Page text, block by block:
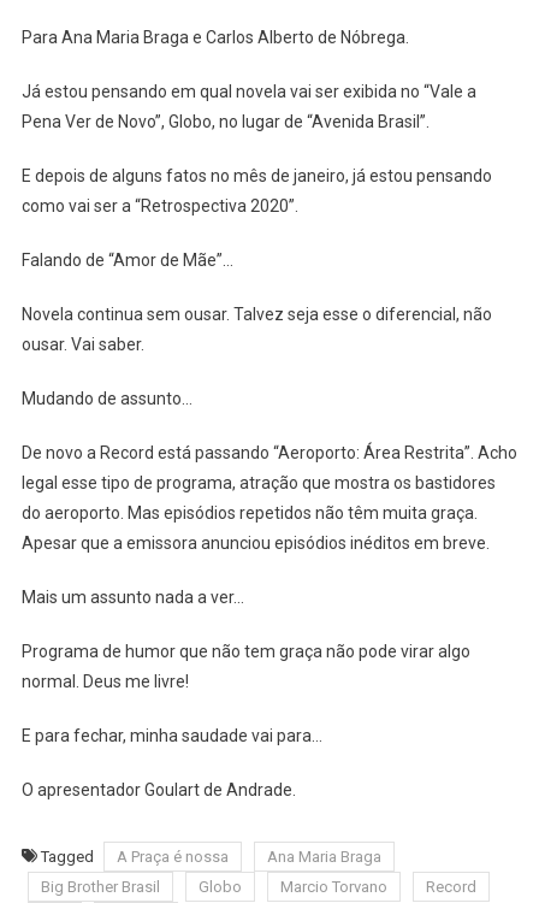
Para Ana Maria Braga e Carlos Alberto de Nóbrega.
Já estou pensando em qual novela vai ser exibida no “Vale a
Pena Ver de Novo”, Globo, no lugar de “Avenida Brasil”.
E depois de alguns fatos no mês de janeiro, já estou pensando
como vai ser a “Retrospectiva 2020”.
Falando de “Amor de Mãe”…
Novela continua sem ousar. Talvez seja esse o diferencial, não
ousar. Vai saber.
Mudando de assunto…
De novo a Record está passando “Aeroporto: Área Restrita”. Acho
legal esse tipo de programa, atração que mostra os bastidores
do aeroporto. Mas episódios repetidos não têm muita graça.
Apesar que a emissora anunciou episódios inéditos em breve.
Mais um assunto nada a ver…
Programa de humor que não tem graça não pode virar algo
normal. Deus me livre!
E para fechar, minha saudade vai para…
O apresentador Goulart de Andrade.
Tagged A Praça é nossa
Ana Maria Braga
Big Brother Brasil
Globo Marcio Torvano Record